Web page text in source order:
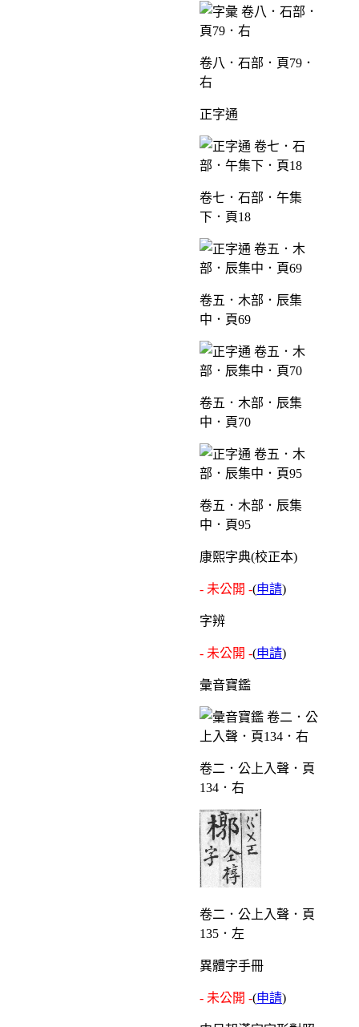
卷八．石部．頁79．
右
正字通
卷七．石部．午集
下．頁18
卷五．木部．辰集
中．頁69
卷五．木部．辰集
中．頁70
卷五．木部．辰集
中．頁95
康熙字典(校正本)
- 未公開 -(申請)
字辨
- 未公開 -(申請)
彙音寶鑑
卷二．公上入聲．頁
134．右
卷二．公上入聲．頁
135．左
異體字手冊
- 未公開 -(申請)